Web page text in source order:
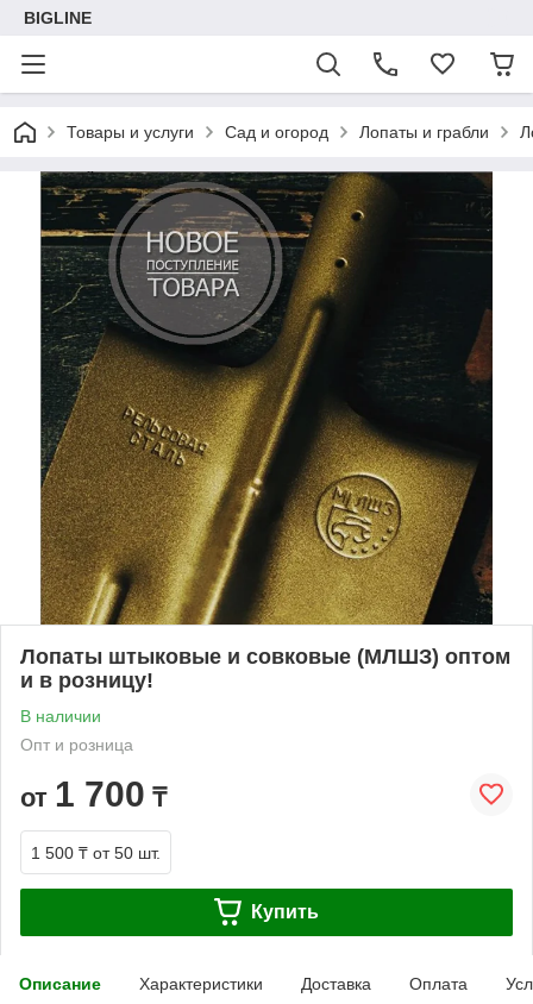
BIGLINE
Товары и услуги Сад и огород Лопаты и грабли
Лопаты штыковые и совковые (МЛШЗ) оптом
и в розницу!
В наличии
Опт и розница
от 1 700 ₸
1 500 ₸ от 50 шт.
Купить
Описание Характеристики Доставка Оплата